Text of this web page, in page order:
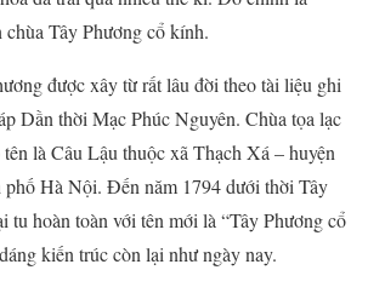
chùa Tây Phương cổ kính.
được xây từ rất lâu đời theo tài liệu ghi
Dần thời Mạc Phúc Nguyên. Chùa tọa lạc
là Câu Lậu thuộc xã Thạch Xá – huyện
phố Hà Nội. Đến năm 1794 dưới thời Tây
tu hoàn toàn với tên mới là “Tây Phương cổ
kiến trúc còn lại như ngày nay.